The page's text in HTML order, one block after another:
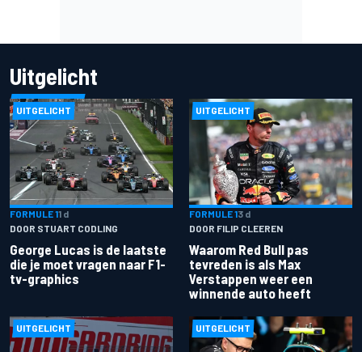
Uitgelicht
UITGELICHT
FORMULE 11 d
DOOR STUART CODLING
George Lucas is de laatste
die je moet vragen naar F1-
tv-graphics
UITGELICHT
FORMULE 13 d
DOOR FILIP CLEEREN
Waarom Red Bull pas
tevreden is als Max
Verstappen weer een
winnende auto heeft
UITGELICHT UITGELICHT